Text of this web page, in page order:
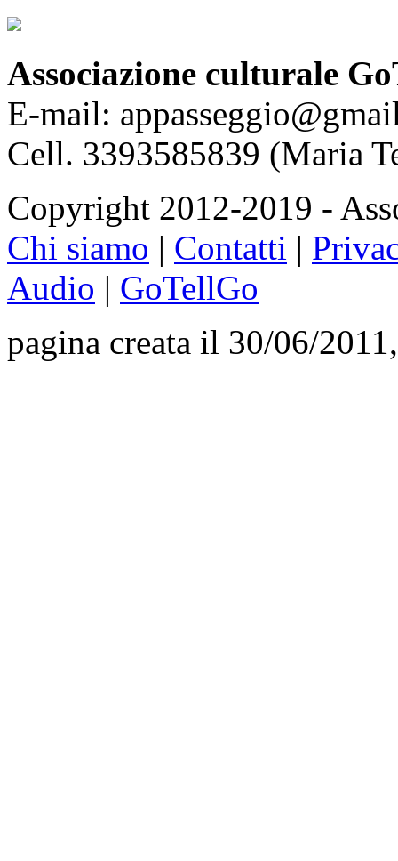
Associazione culturale
E-mail:
Cell. 3393585839 (Maria
Copyright 2012-2019 -
Chi siamo | Contatti |
Audio | GoTellGo
pagina creata il 30/06/